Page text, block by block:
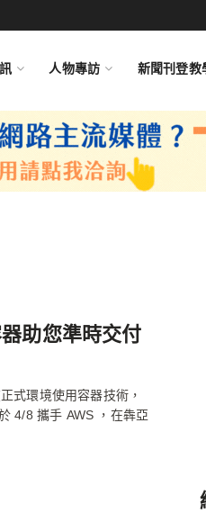
人物專訪 新聞刊登教
助您準時交付
式環境使用容器技術，
4/8 攜手 AWS ，在犇亞